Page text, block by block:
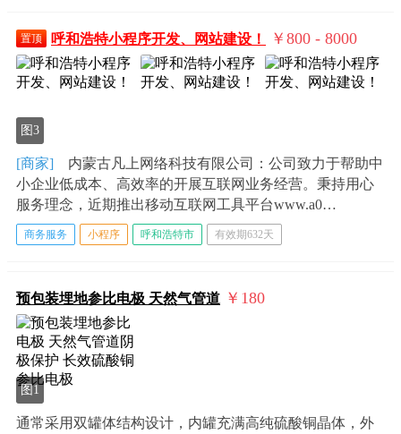
置顶 呼和浩特小程序开发、网站建设！ ￥800 - 8000
图3
[商家] 内蒙古凡上网络科技有限公司：公司致力于帮助中
小企业低成本、高效率的开展互联网业务经营。秉持用心
服务理念，近期推出移动互联网工具平台www.a0…
商务服务 小程序 呼和浩特市 有效期632天
预包装埋地参比电极 天然气管道 ￥180
图1
通常采用双罐体结构设计，内罐充满高纯硫酸铜晶体，外